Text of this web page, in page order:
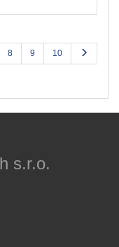
8 9 10
s.r.o.